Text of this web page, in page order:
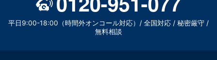
平日9:00-18:00（時間外オンコール対応）/ 全国対応 / 秘密厳守 /
無料相談